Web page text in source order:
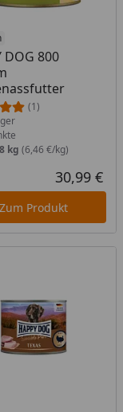
DOG 800
(1)
am Lager
kg (6,46 €/kg)
30,99 €
Zum Produkt